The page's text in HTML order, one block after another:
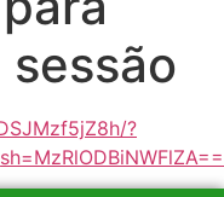
?